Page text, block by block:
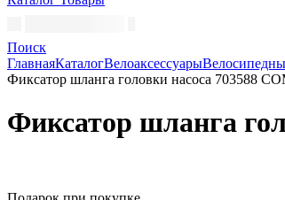
Поиск
ГлавнаяКаталогВелоаксессуары
Фиксатор шланга головки насоса
Фиксатор шланга